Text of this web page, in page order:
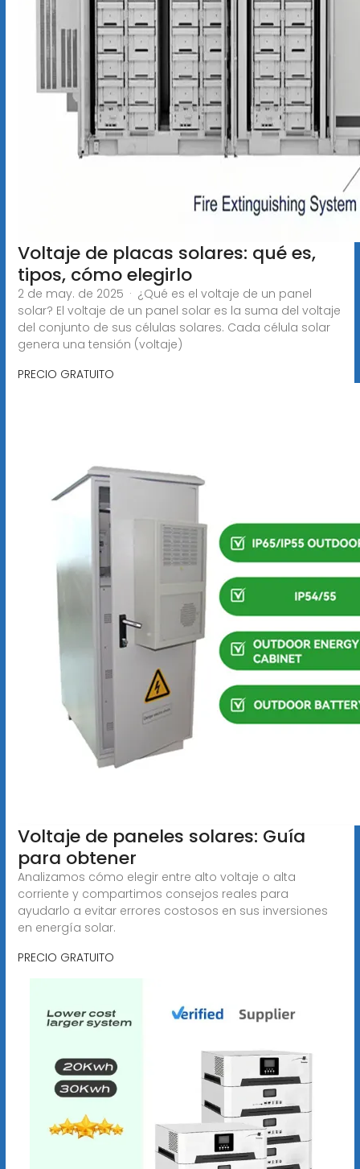
Voltaje de placas solares: qué es,
tipos, cómo elegirlo
2 de may. de 2025 · ¿Qué es el voltaje de un panel
solar? El voltaje de un panel solar es la suma del voltaje
del conjunto de sus células solares. Cada célula solar
genera una tensión (voltaje)
PRECIO GRATUITO
Voltaje de paneles solares: Guía
para obtener
Analizamos cómo elegir entre alto voltaje o alta
corriente y compartimos consejos reales para
ayudarlo a evitar errores costosos en sus inversiones
en energía solar.
PRECIO GRATUITO